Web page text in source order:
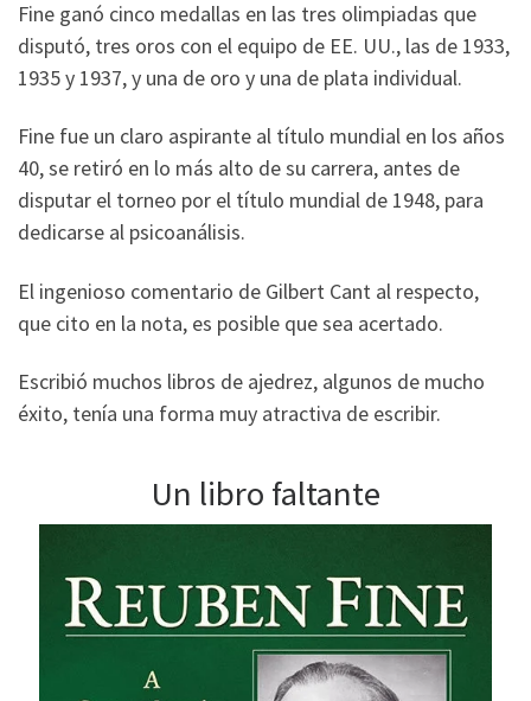
Fine ganó cinco medallas en las tres olimpiadas que
disputó, tres oros con el equipo de EE. UU., las de 1933,
1935 y 1937, y una de oro y una de plata individual.
Fine fue un claro aspirante al título mundial en los años
40, se retiró en lo más alto de su carrera, antes de
disputar el torneo por el título mundial de 1948, para
dedicarse al psicoanálisis.
El ingenioso comentario de Gilbert Cant al respecto,
que cito en la nota, es posible que sea acertado.
Escribió muchos libros de ajedrez, algunos de mucho
éxito, tenía una forma muy atractiva de escribir.
Un libro faltante